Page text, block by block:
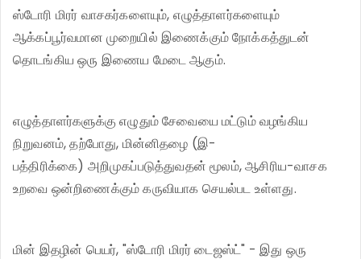
ஸ்டோரி மிரர் வாசகர்களையும், எழுத்தாளர்களையும்
ஆக்கப்பூர்வமான முறையில் இணைக்கும் நோக்கத்துடன்
தொடங்கிய ஒரு இணைய மேடை ஆகும்.
எழுத்தாளர்களுக்கு எழுதும் சேவையை மட்டும் வழங்கிய
நிறுவனம், தற்போது, மின்னிதழை (இ-
பத்திரிக்கை) அறிமுகப்படுத்துவதன் மூலம், ஆசிரிய-வாசக
உறவை ஒன்றிணைக்கும் கருவியாக செயல்பட உள்ளது.
மின் இதழின் பெயர், "ஸ்டோரி மிரர் டைஜஸ்ட்" - இது ஒரு